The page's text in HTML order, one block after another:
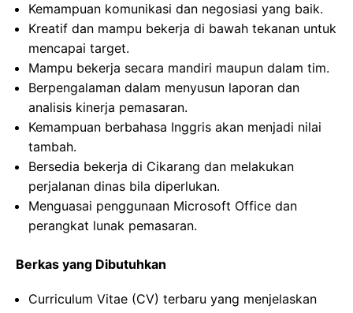
Kemampuan komunikasi dan negosiasi yang baik.
Kreatif dan mampu bekerja di bawah tekanan untuk
mencapai target.
Mampu bekerja secara mandiri maupun dalam tim.
Berpengalaman dalam menyusun laporan dan
analisis kinerja pemasaran.
Kemampuan berbahasa Inggris akan menjadi nilai
tambah.
Bersedia bekerja di Cikarang dan melakukan
perjalanan dinas bila diperlukan.
Menguasai penggunaan Microsoft Office dan
perangkat lunak pemasaran.
Berkas yang Dibutuhkan
Curriculum Vitae (CV) terbaru yang menjelaskan